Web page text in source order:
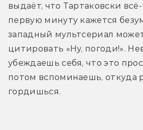
выдаёт, что Тартаковски
первую минуту кажется
западный мультсериал
цитировать «Ну, погоди!».
убеждаешь себя, что это
потом вспоминаешь, откуда
гордишься.